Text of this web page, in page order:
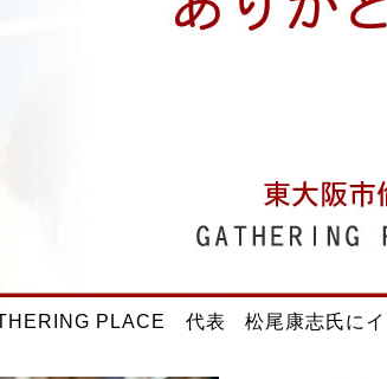
PLACE 代表 松尾康志氏にイ